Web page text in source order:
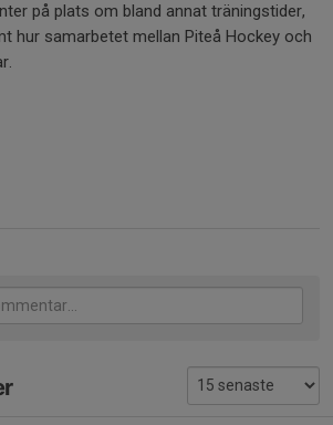
på plats om bland annat träningstider,
hur samarbetet mellan Piteå Hockey och